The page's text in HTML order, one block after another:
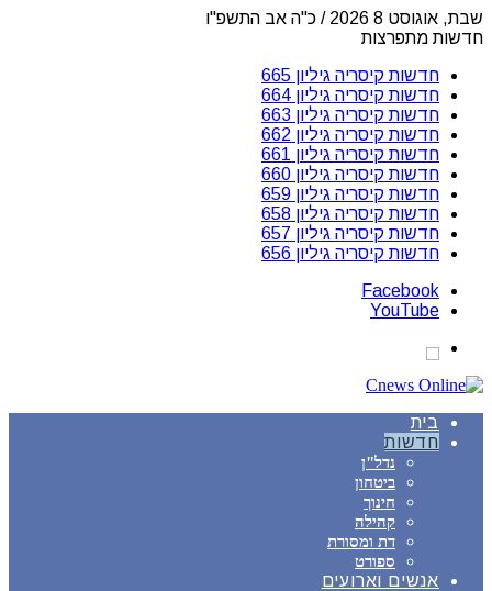
שבת, אוגוסט 8 2026 / כ"ה אב התשפ"ו
חדשות מתפרצות
חדשות קיסריה גיליון 665
חדשות קיסריה גיליון 664
חדשות קיסריה גיליון 663
חדשות קיסריה גיליון 662
חדשות קיסריה גיליון 661
חדשות קיסריה גיליון 660
חדשות קיסריה גיליון 659
חדשות קיסריה גיליון 658
חדשות קיסריה גיליון 657
חדשות קיסריה גיליון 656
Facebook
YouTube
בית
חדשות
נדל"ן
ביטחון
חינוך
קהילה
דת ומסורת
ספורט
אנשים וארועים